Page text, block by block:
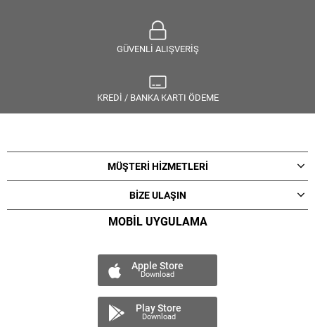
GÜVENLİ ALIŞVERİŞ
KREDİ / BANKA KARTI ÖDEME
MÜŞTERİ HİZMETLERİ
BİZE ULAŞIN
MOBİL UYGULAMA
Apple Store
Download
Play Store
Download